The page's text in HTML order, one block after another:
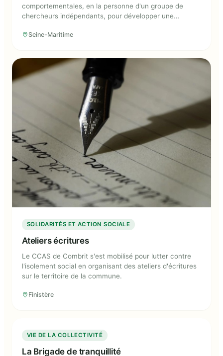
comportementales, en la personne d'un groupe de
chercheurs indépendants, pour développer une
dire une limitation efficace, adaptée et acceptée de
Seine-Maritime
SOLIDARITÉS ET ACTION SOCIALE
Ateliers écritures
Le CCAS de Combrit s'est mobilisé pour lutter contre
l'isolement social en organisant des ateliers d'écritures
sur le territoire de la commune.
Finistère
La Brigade de tranquillité
VIE DE LA COLLECTIVITÉ
La Brigade de tranquillité